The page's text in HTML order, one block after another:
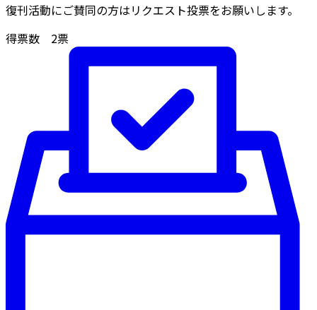
復刊活動にご賛同の方はリクエスト投票をお願いします。
得票数 2票